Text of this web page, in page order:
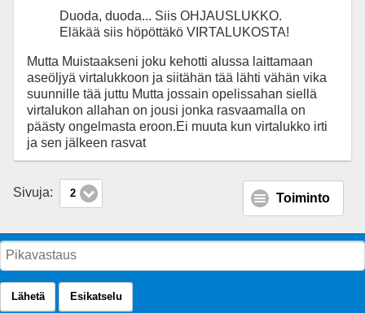
Duoda, duoda... Siis OHJAUSLUKKO.
Eläkää siis höpöttäkö VIRTALUKOSTA!
Mutta Muistaakseni joku kehotti alussa laittamaan
aseöljyä virtalukkoon ja siitähän tää lähti vähän vika
suunnille tää juttu Mutta jossain opelissahan siellä
virtalukon allahan on jousi jonka rasvaamalla on
päästy ongelmasta eroon.Ei muuta kun virtalukko irti
ja sen jälkeen rasvat
Sivuja: 2 Toiminto
Lähetä Esikatselu
Perinteinen näkymä